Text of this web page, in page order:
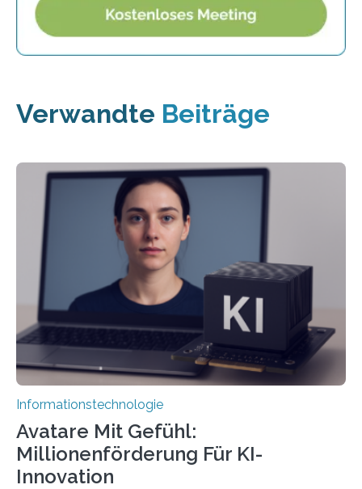
Verwandte Beiträge
Informationstechnologie
Avatare Mit Gefühl:
Millionenförderung Für KI-
Innovation